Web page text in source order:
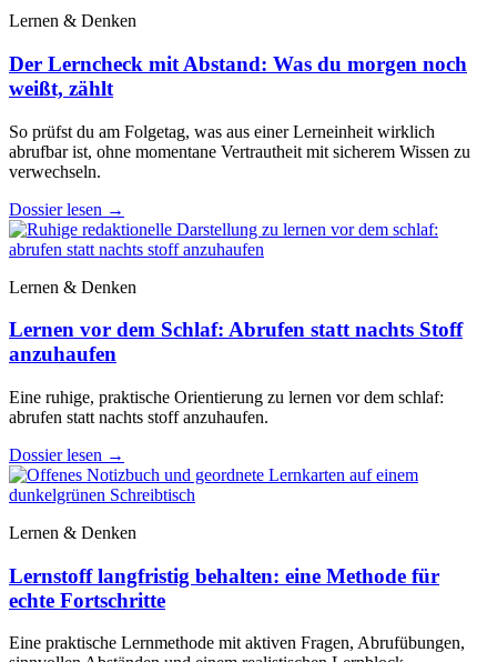
Lernen & Denken
Der Lerncheck mit Abstand: Was du morgen noch
weißt, zählt
So prüfst du am Folgetag, was aus einer Lerneinheit wirklich
abrufbar ist, ohne momentane Vertrautheit mit sicherem Wissen zu
verwechseln.
Dossier lesen →
Lernen & Denken
Lernen vor dem Schlaf: Abrufen statt nachts Stoff
anzuhaufen
Eine ruhige, praktische Orientierung zu lernen vor dem schlaf:
abrufen statt nachts stoff anzuhaufen.
Dossier lesen →
Lernen & Denken
Lernstoff langfristig behalten: eine Methode für
echte Fortschritte
Eine praktische Lernmethode mit aktiven Fragen, Abrufübungen,